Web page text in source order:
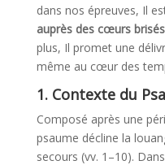
dans nos épreuves, Il
auprès des cœurs brisés
plus, Il promet une
même au cœur des
1. Contexte du
Composé après une
psaume décline la
secours (vv. 1–10).